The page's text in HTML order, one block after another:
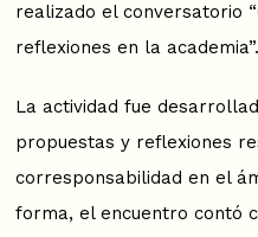
realizado el conversatorio
reflexiones en la academia”.
La actividad fue
propuestas y reflexiones
corresponsabilidad en el
forma, el encuentro contó